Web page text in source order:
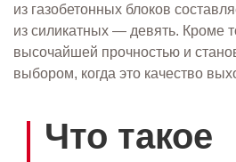
из газобетонных блоков
из силикатных — девять. Кроме
высочайшей прочностью и
выбором, когда это качество
Что такое